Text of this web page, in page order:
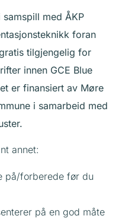
med ÅKP
foran
tilgjengelig for
innen GCE Blue
er finansiert av Møre
i samarbeid med
annet:
på/forberede før du
på en god måte